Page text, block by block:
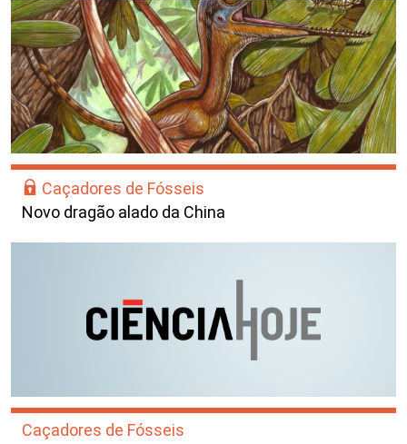
Caçadores de Fósseis
Novo dragão alado da China
Caçadores de Fósseis